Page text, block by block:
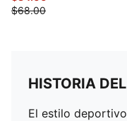
$68.00
HISTORIA
El estilo